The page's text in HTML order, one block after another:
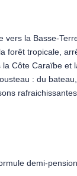
vers la Basse-
forêt tropicale,
Côte Caraïbe
: du
demi-